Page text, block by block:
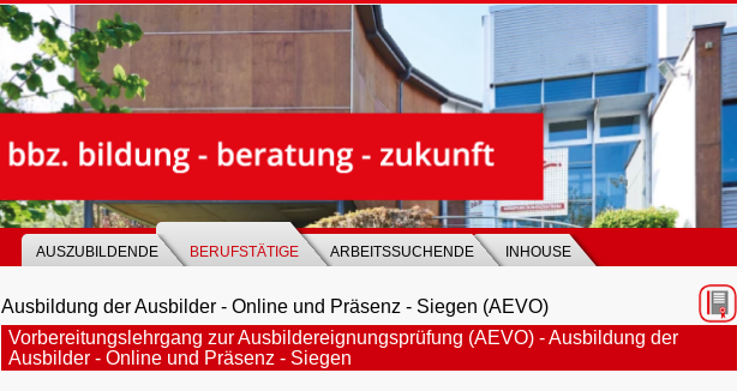
AUSZUBILDENDE BERUFSTÄTIGE ARBEITSSUCHENDE INHOUSE
Ausbildung der Ausbilder - Online und Präsenz - Siegen (AEVO)
Vorbereitungslehrgang zur Ausbildereignungsprüfung (AEVO) - Ausbildung der
Ausbilder - Online und Präsenz - Siegen